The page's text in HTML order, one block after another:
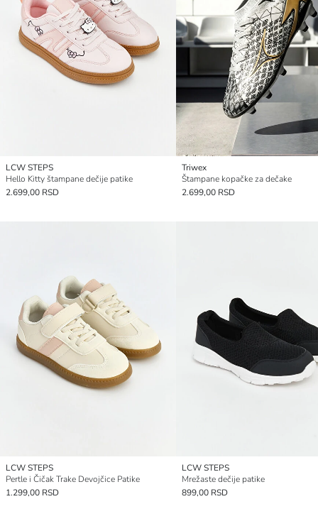
LCW STEPS
Hello Kitty štampane dečije patike
2.699,00 RSD
Triwex
Štampane kopačke za dečake
2.699,00 RSD
LCW STEPS
Pertle i Čičak Trake Devojčice Patike
1.299,00 RSD
LCW STEPS
Mrežaste dečije patike
899,00 RSD